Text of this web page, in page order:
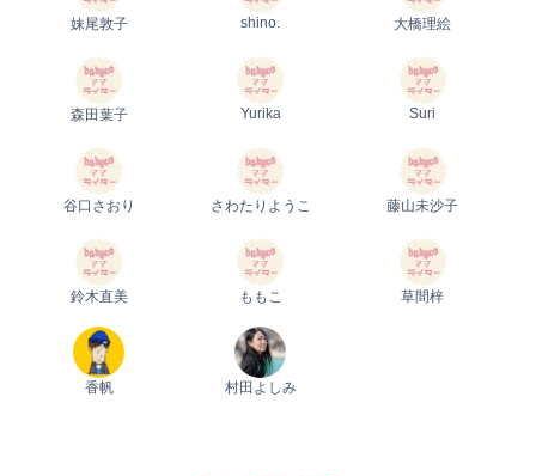
妹尾敦子 shino. 大橋理絵
森田葉子 Yurika Suri
谷口さおり さわたりようこ 藤山未沙子
鈴木直美 ももこ 草間梓
香帆 村田よしみ